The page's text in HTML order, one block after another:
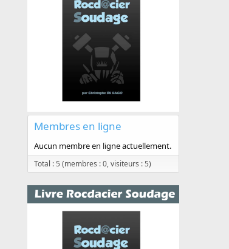
Membres en ligne
Aucun membre en ligne actuellement.
Total : 5 (membres : 0, visiteurs : 5)